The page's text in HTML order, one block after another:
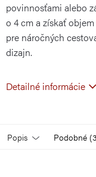
povinnosťami alebo
o 4 cm a získať
pre náročných
dizajn.
Detailné informácie
Popis Podobné